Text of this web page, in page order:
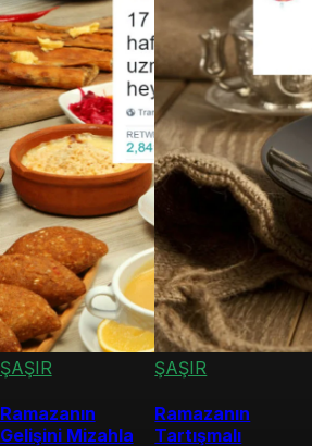
ŞAŞIR
Ramazanın
Gelişini Mizahla
ŞAŞIR
Ramazanın
Tartışmalı